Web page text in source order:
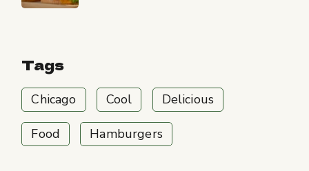
Tags
Chicago Cool Delicious
Food Hamburgers